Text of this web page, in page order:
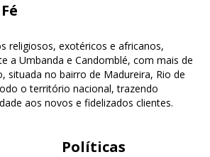
religiosos, exotéricos e africanos,
a Umbanda e Candomblé, com mais de
situada no bairro de Madureira, Rio de
o território nacional, trazendo
aos novos e fidelizados clientes.
Políticas